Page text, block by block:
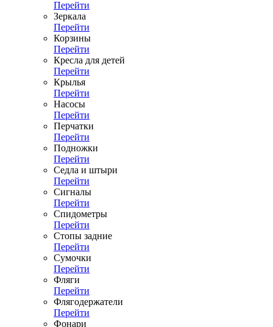
Перейти
Зеркала
Перейти
Корзины
Перейти
Кресла для детей
Перейти
Крылья
Перейти
Насосы
Перейти
Перчатки
Перейти
Подножки
Перейти
Седла и штыри
Перейти
Сигналы
Перейти
Спидометры
Перейти
Стопы задние
Перейти
Сумочки
Перейти
Фляги
Перейти
Флягодержатели
Перейти
Фонари